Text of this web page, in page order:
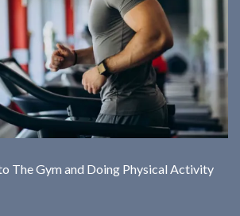
The Gym and Doing Physical Activity